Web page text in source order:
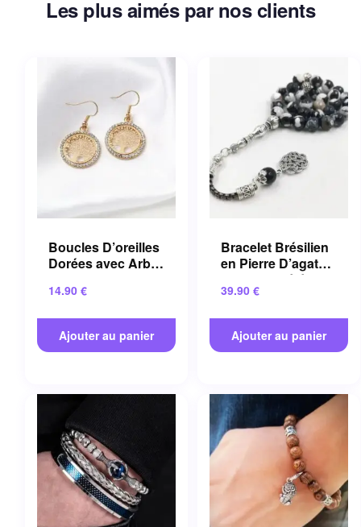
Les plus aimés par nos clients
Boucles D’oreilles
Dorées avec Arbre
de Zinc
14.90 €
Ajouter au panier
Bracelet Brésilien
en Pierre D’agate
Aux Propriétés
Apaisantes
39.90 €
Ajouter au panier